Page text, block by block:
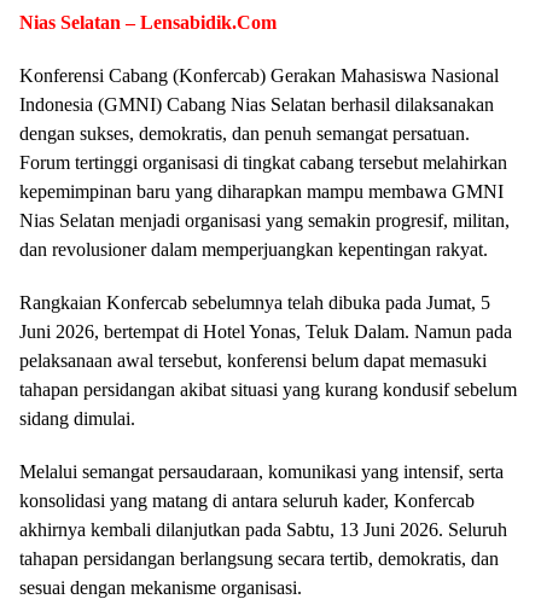
Nias Selatan – Lensabidik.Com
Konferensi Cabang (Konfercab) Gerakan Mahasiswa Nasional
Indonesia (GMNI) Cabang Nias Selatan berhasil dilaksanakan
dengan sukses, demokratis, dan penuh semangat persatuan.
Forum tertinggi organisasi di tingkat cabang tersebut melahirkan
kepemimpinan baru yang diharapkan mampu membawa GMNI
Nias Selatan menjadi organisasi yang semakin progresif, militan,
dan revolusioner dalam memperjuangkan kepentingan rakyat.
Rangkaian Konfercab sebelumnya telah dibuka pada Jumat, 5
Juni 2026, bertempat di Hotel Yonas, Teluk Dalam. Namun pada
pelaksanaan awal tersebut, konferensi belum dapat memasuki
tahapan persidangan akibat situasi yang kurang kondusif sebelum
sidang dimulai.
Melalui semangat persaudaraan, komunikasi yang intensif, serta
konsolidasi yang matang di antara seluruh kader, Konfercab
akhirnya kembali dilanjutkan pada Sabtu, 13 Juni 2026. Seluruh
tahapan persidangan berlangsung secara tertib, demokratis, dan
sesuai dengan mekanisme organisasi.